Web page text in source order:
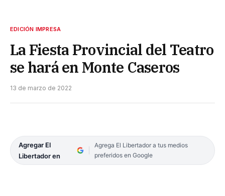
EDICIÓN IMPRESA
La Fiesta Provincial del Teatro
se hará en Monte Caseros
13 de marzo de 2022
Agregar El
Libertador en
Agrega El Libertador a tus medios
preferidos en Google